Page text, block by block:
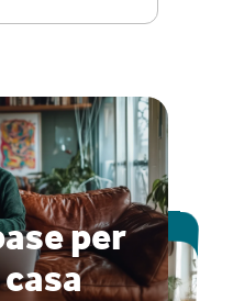
per